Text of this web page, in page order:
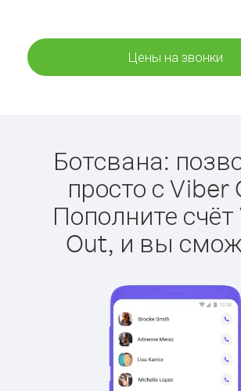
Цены на звонки
Ботсвана:
просто с Viber
Пополните
Out, и вы